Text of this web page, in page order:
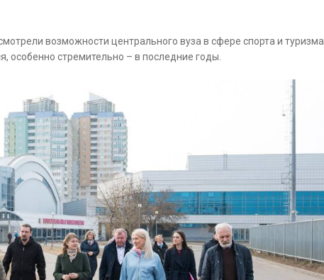
возможности центрального вуза в сфере спорта и туризма.
особенно стремительно – в последние годы.